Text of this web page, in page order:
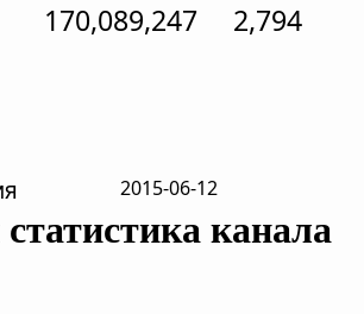
170,089,247 2,794
2015-06-12
канала